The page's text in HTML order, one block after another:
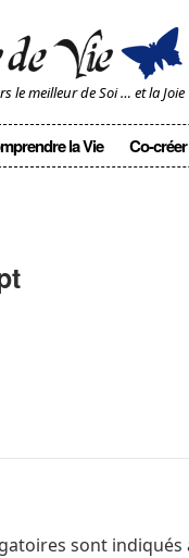
le meilleur de Soi … et la Joie
la Vie Co-
sont indiqués